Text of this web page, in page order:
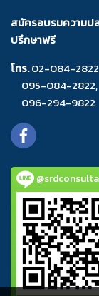
สมัครอบรมความป
ปรึกษาฟรี
โทร.02-084-2822
095-084-2822,
096-294-9822